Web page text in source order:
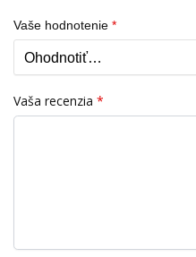
Vaše hodnotenie *
Vaša recenzia *